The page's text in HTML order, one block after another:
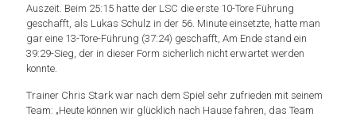
Auszeit. Beim 25:15 hatte der LSC die erste 10-Tore Führung
geschafft, als Lukas Schulz in der 56. Minute einsetzte, hatte man
gar eine 13-Tore-Führung (37:24) geschafft, Am Ende stand ein
39:29-Sieg, der in dieser Form sicherlich nicht erwartet werden
konnte.
Trainer Chris Stark war nach dem Spiel sehr zufrieden mit seinem
Team: „Heute können wir glücklich nach Hause fahren, das Team